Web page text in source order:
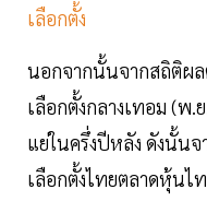
เลือกตั้ง
นอกจากนั้นจากสถิติผ
เลือกตั้งกลางเทอม (พ
แย่ในครึ่งปีหลัง ดังนั้นจ
เลือกตั้งไทยตลาดหุ้นไ